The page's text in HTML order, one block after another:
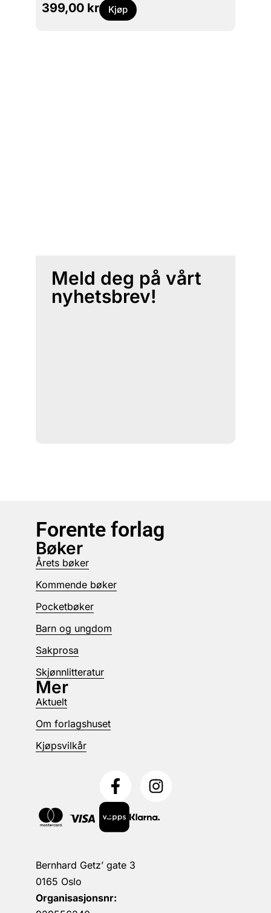
399,00 kr Kjøp
Meld deg på vårt
nyhetsbrev!
Forente forlag
Bernhard Getz’ gate 3
0165 Oslo
Organisasjonsnr:
Bøker
Årets bøker
Kommende bøker
Pocketbøker
Barn og ungdom
Sakprosa
Skjønnlitteratur
Mer
Aktuelt
Om forlagshuset
Kjøpsvilkår